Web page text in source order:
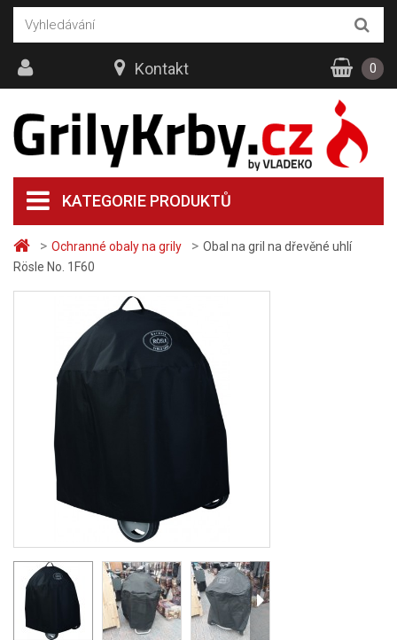
> Ochranné obaly na grily > Obal na gril na dřevěné uhlí
Rösle No. 1F60
KATEGORIE PRODUKTŮ
Kontakt 0